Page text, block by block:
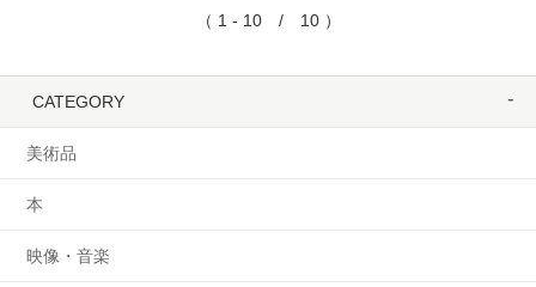
（ 1 - 10 / 10 ）
CATEGORY
美術品
本
映像・音楽